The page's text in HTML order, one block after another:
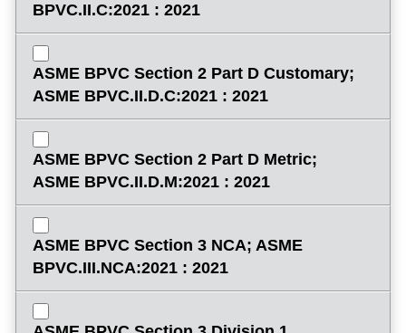
BPVC.II.C:2021 : 2021
ASME BPVC Section 2 Part D Customary;
ASME BPVC.II.D.C:2021 : 2021
ASME BPVC Section 2 Part D Metric;
ASME BPVC.II.D.M:2021 : 2021
ASME BPVC Section 3 NCA; ASME
BPVC.III.NCA:2021 : 2021